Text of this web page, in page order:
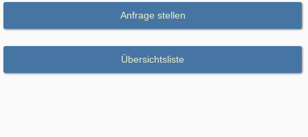
Anfrage stellen
Übersichtsliste